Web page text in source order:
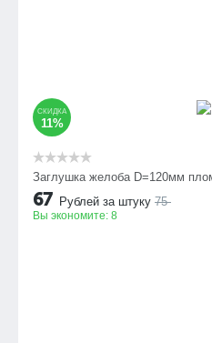
СКИДКА
11%
Заглушка желоба D=120мм
67 Рублей за штуку 75
Вы экономите: 8